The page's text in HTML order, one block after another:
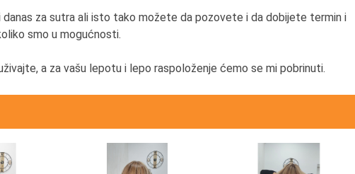
za sutra ali isto tako možete da pozovete i da dobijete termin i
smo u mogućnosti.
a za vašu lepotu i lepo raspoloženje ćemo se mi pobrinuti.